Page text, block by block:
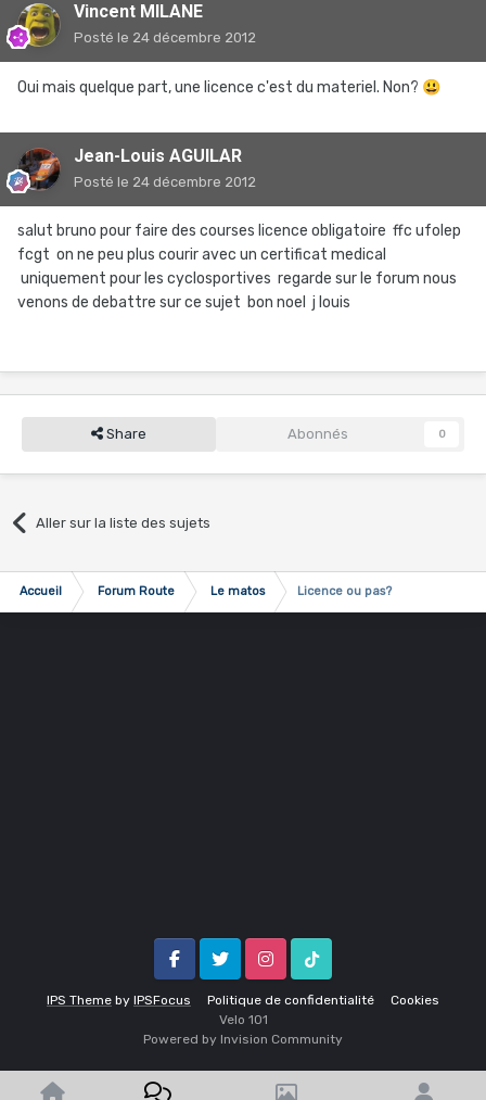
Vincent MILANE
Posté le 24 décembre 2012
Oui mais quelque part, une licence c'est du materiel. Non? 😃
Jean-Louis AGUILAR
Posté le 24 décembre 2012
salut bruno pour faire des courses licence obligatoire ffc ufolep
fcgt on ne peu plus courir avec un certificat medical
uniquement pour les cyclosportives regarde sur le forum nous
venons de debattre sur ce sujet bon noel j louis
Share Abonnés 0
Aller sur la liste des sujets
Accueil Forum Route Le matos Licence ou pas?
IPS Theme by IPSFocus Politique de confidentialité Cookies
FacebookTwitter InstagramTik Tok
Velo 1O1
Powered by Invision Community